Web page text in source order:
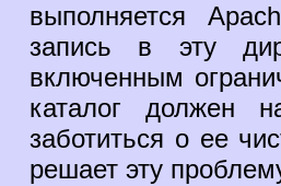
выполняется
запись в эту
включенным
каталог должен
заботиться о ее
решает эту